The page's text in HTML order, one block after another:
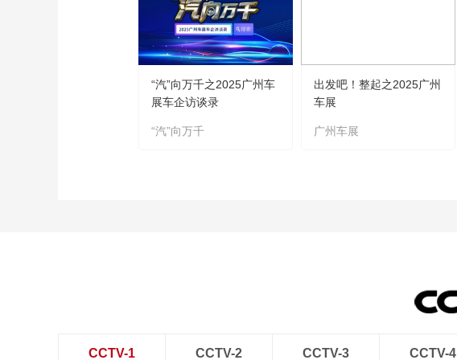
“汽”向万千之2025广州车
展车企访谈录
“汽”向万千
出发吧！整起之2025广州
车展
广州车展
CCTV-1 CCTV-2 CCTV-3 CCTV-4